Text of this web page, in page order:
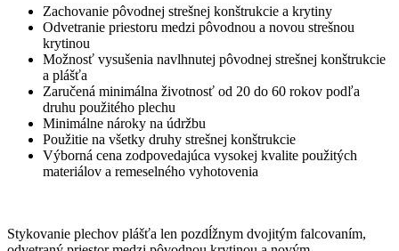
Zachovanie pôvodnej strešnej konštrukcie a krytiny
Odvetranie priestoru medzi pôvodnou a novou strešnou
krytinou
Možnosť vysušenia navlhnutej pôvodnej strešnej konštrukcie
a plášťa
Zaručená minimálna životnosť od 20 do 60 rokov podľa
druhu použitého plechu
Minimálne nároky na údržbu
Použitie na všetky druhy strešnej konštrukcie
Výborná cena zodpovedajúca vysokej kvalite použitých
materiálov a remeselného vyhotovenia
Stykovanie plechov plášťa len pozdĺžnym dvojitým falcovaním,